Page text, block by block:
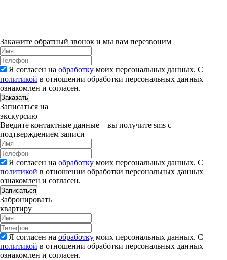
Закажите обратный звонок и мы вам перезвоним
Я согласен на обработку моих персональных данных. С
политикой в отношении обработки персональных данных
ознакомлен и согласен.
Заказать
Записаться на
экскурсию
Введите контактные данные – вы получите sms с
подтверждением записи
Я согласен на обработку моих персональных данных. С
политикой в отношении обработки персональных данных
ознакомлен и согласен.
Записаться
Забронировать
квартиру
Я согласен на обработку моих персональных данных. С
политикой в отношении обработки персональных данных
ознакомлен и согласен.